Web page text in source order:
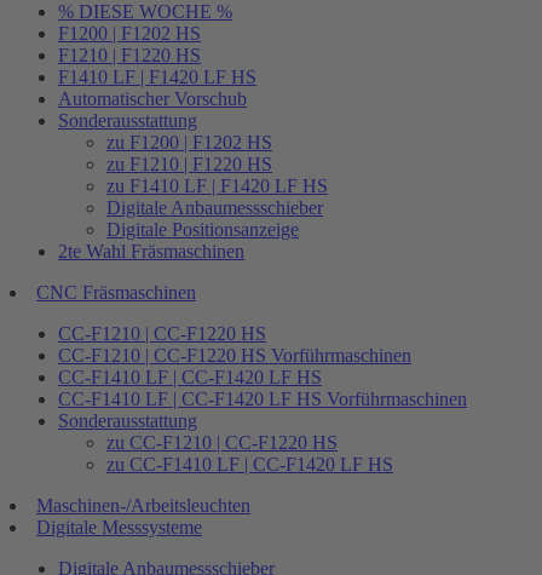
% DIESE WOCHE %
F1200 | F1202 HS
F1210 | F1220 HS
F1410 LF | F1420 LF HS
Automatischer Vorschub
Sonderausstattung
zu F1200 | F1202 HS
zu F1210 | F1220 HS
zu F1410 LF | F1420 LF HS
Digitale Anbaumessschieber
Digitale Positionsanzeige
2te Wahl Fräsmaschinen
CNC Fräsmaschinen
CC-F1210 | CC-F1220 HS
CC-F1210 | CC-F1220 HS Vorführmaschinen
CC-F1410 LF | CC-F1420 LF HS
CC-F1410 LF | CC-F1420 LF HS Vorführmaschinen
Sonderausstattung
zu CC-F1210 | CC-F1220 HS
zu CC-F1410 LF | CC-F1420 LF HS
Maschinen-/Arbeitsleuchten
Digitale Messsysteme
Digitale Anbaumessschieber